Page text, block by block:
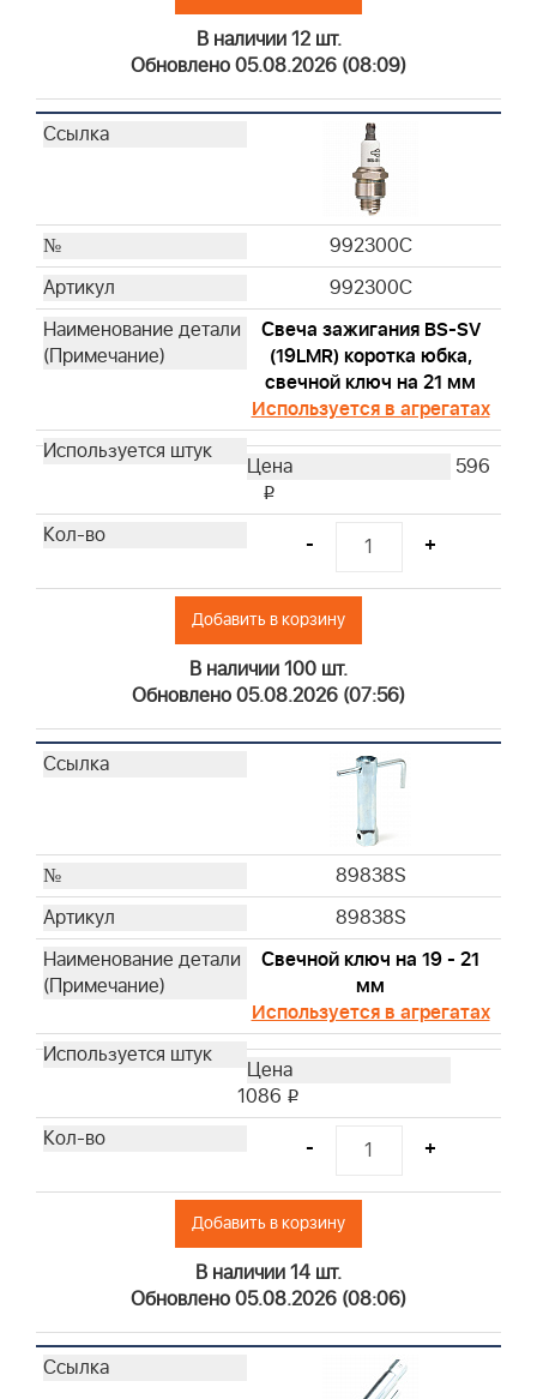
В наличии 12 шт.
Обновлено 05.08.2026 (08:09)
992300C
992300C
Свеча зажигания BS-SV
(19LMR) коротка юбка,
свечной ключ на 21 мм
Используется в агрегатах
596
i
- +
Добавить в корзину
В наличии 100 шт.
Обновлено 05.08.2026 (07:56)
89838S
89838S
Свечной ключ на 19 - 21
мм
Используется в агрегатах
1086 i
- +
Добавить в корзину
В наличии 14 шт.
Обновлено 05.08.2026 (08:06)